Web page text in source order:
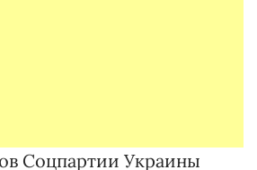
Соцпартии Украины